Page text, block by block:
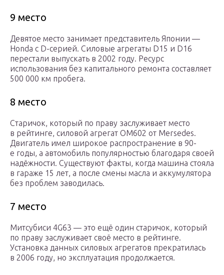
9 место
Девятое место занимает представитель Японии —
Honda с D-серией. Силовые агрегаты D15 и D16
перестали выпускать в 2002 году. Ресурс
использования без капитального ремонта составляет
500 000 км пробега.
8 место
Старичок, который по праву заслуживает место
в рейтинге, силовой агрегат ОМ602 от Mersedes.
Двигатель имел широкое распространение в 90-
е годы, а автомобиль популярностью благодаря своей
надёжности. Существуют факты, когда машина стояла
в гараже 15 лет, а после смены масла и аккумулятора
без проблем заводилась.
7 место
Митсубиси 4G63 — это ещё один старичок, который
по праву заслуживает своё место в рейтинге.
Установка данных силовых агрегатов прекратилась
в 2006 году, но эксплуатация продолжается.